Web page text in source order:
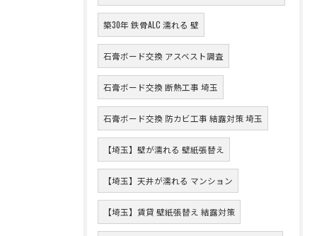
築30年 鉄骨ALC 濡れる 壁
石膏ボード交換 アスベスト調査
石膏ボード交換 断熱工事 埼玉
石膏ボード交換 防カビ工事 結露対策 埼玉
【埼玉】壁が濡れる 壁紙張替え
【埼玉】天井が濡れる マンション
【埼玉】賃貸 壁紙張替え 結露対策